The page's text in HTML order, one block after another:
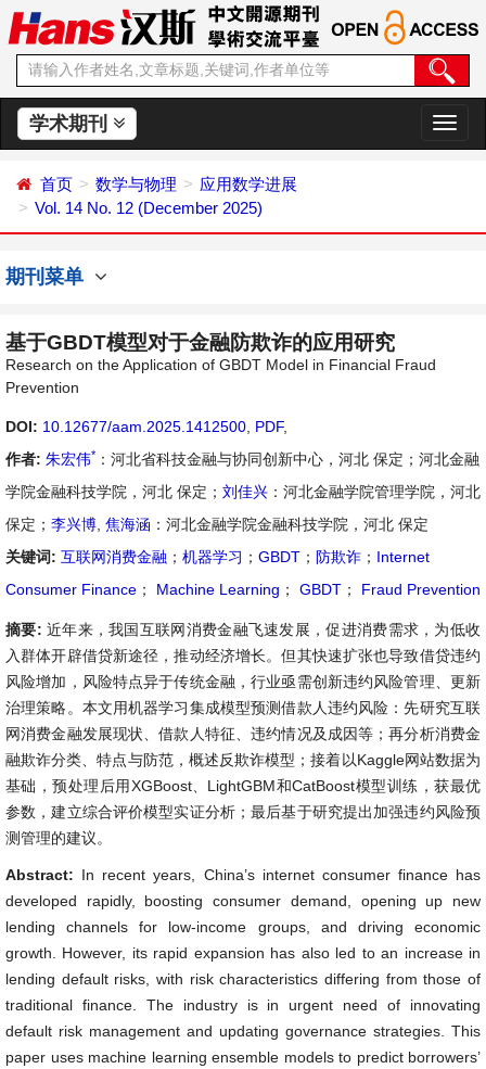
学术期刊
切
换
首页 数学与物理
应用数学进展
Vol. 14 No. 12 (December 2025)
期刊菜单
基于GBDT模型对于金融防欺诈的应用研究
Research on the Application of GBDT Model in Financial Fraud
Prevention
DOI: 10.12677/aam.2025.1412500 PDF,
作者: 朱宏伟* ：河北省科技金融与协同创新中心，河北 保定；河北金融
学院金融科技学院，河北 保定； 刘佳兴 ：河北金融学院管理学院，河北
保定； 李兴博 焦海涵 ：河北金融学院金融科技学院，河北 保定
关键词: 互联网消费金融 ； 机器学习 ； GBDT ； 防欺诈 ； Internet
Consumer Finance ； Machine Learning ； GBDT ； Fraud Prevention
摘要: 近年来，我国互联网消费金融飞速发展，促进消费需求，为低收
入群体开辟借贷新途径，推动经济增长。但其快速扩张也导致借贷违约
风险增加，风险特点异于传统金融，行业亟需创新违约风险管理、更新
治理策略。本文用机器学习集成模型预测借款人违约风险：先研究互联
网消费金融发展现状、借款人特征、违约情况及成因等；再分析消费金
融欺诈分类、特点与防范，概述反欺诈模型；接着以Kaggle网站数据为
基础，预处理后用XGBoost、LightGBM和CatBoost模型训练，获最优
参数，建立综合评价模型实证分析；最后基于研究提出加强违约风险预
测管理的建议。
Abstract: In recent years, China’s internet consumer finance has
developed rapidly, boosting consumer demand, opening up new
lending channels for low-income groups, and driving economic
growth. However, its rapid expansion has also led to an increase in
lending default risks, with risk characteristics differing from those of
traditional finance. The industry is in urgent need of innovating
default risk management and updating governance strategies. This
paper uses machine learning ensemble models to predict borrowers’